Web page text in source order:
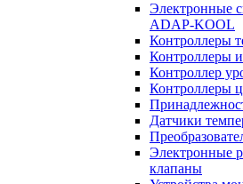
Электронные
ADAP-KOOL
Контроллеры
Контроллеры
Контроллер
Контроллеры
Датчики
Электронные
клапаны